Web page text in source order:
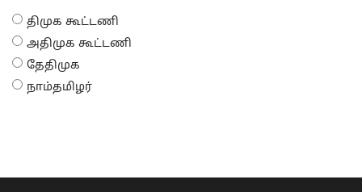
திமுக கூட்டணி
அதிமுக கூட்டணி
தேதிமுக
நாம்தமிழர்